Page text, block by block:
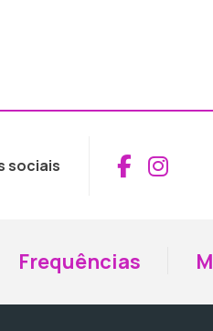
sociais
Frequências